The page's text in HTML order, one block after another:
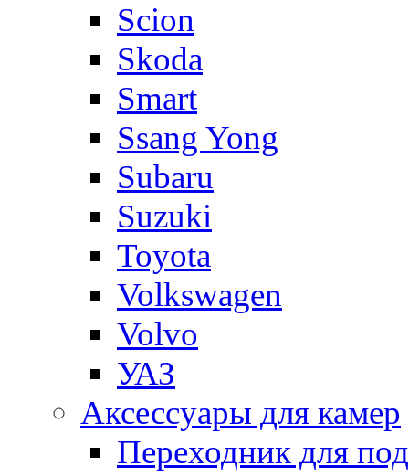
Scion
Skoda
Smart
Ssang Yong
Subaru
Suzuki
Toyota
Volkswagen
Volvo
УАЗ
Аксессуары для камер
Переходник для